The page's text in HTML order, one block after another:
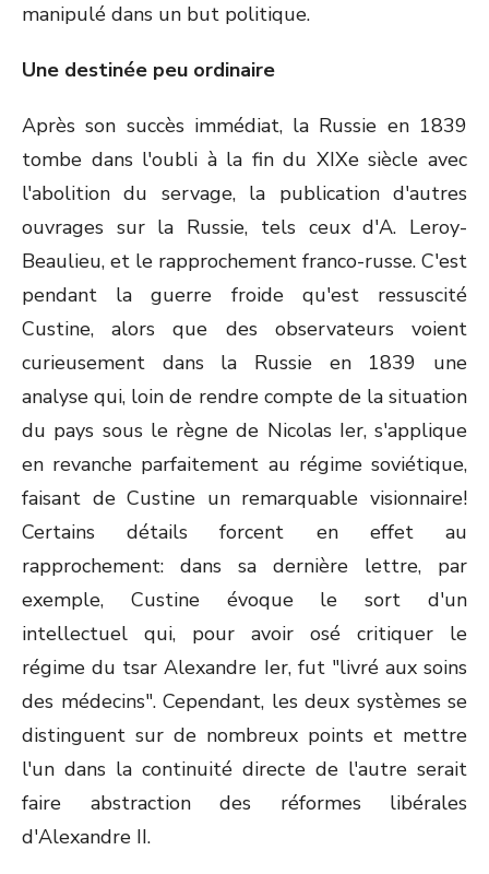
manipulé dans un but politique.
Une destinée peu ordinaire
Après son succès immédiat, la Russie en 1839
tombe dans l'oubli à la fin du XIXe siècle avec
l'abolition du servage, la publication d'autres
ouvrages sur la Russie, tels ceux d'A. Leroy-
Beaulieu, et le rapprochement franco-russe. C'est
pendant la guerre froide qu'est ressuscité
Custine, alors que des observateurs voient
curieusement dans la Russie en 1839 une
analyse qui, loin de rendre compte de la situation
du pays sous le règne de Nicolas Ier, s'applique
en revanche parfaitement au régime soviétique,
faisant de Custine un remarquable visionnaire!
Certains détails forcent en effet au
rapprochement: dans sa dernière lettre, par
exemple, Custine évoque le sort d'un
intellectuel qui, pour avoir osé critiquer le
régime du tsar Alexandre Ier, fut "livré aux soins
des médecins". Cependant, les deux systèmes se
distinguent sur de nombreux points et mettre
l'un dans la continuité directe de l'autre serait
faire abstraction des réformes libérales
d'Alexandre II.